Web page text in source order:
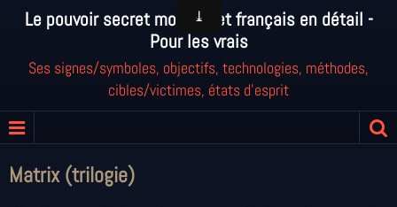
Le pouvoir secret mondial et français en détail -
Pour les vrais
Ses signes/symboles, objectifs, technologies, méthodes,
cibles/victimes, états d'esprit
Matrix (trilogie)